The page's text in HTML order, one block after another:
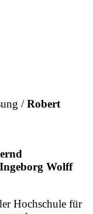
/Robert
Ingeborg Wolff
Hochschule für